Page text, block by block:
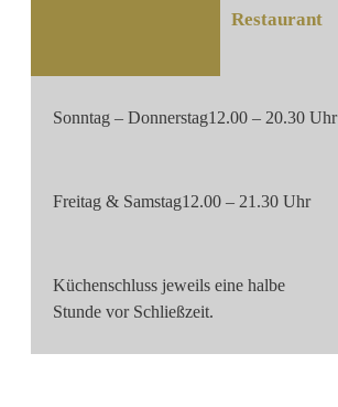
Restaurant
Sonntag – Donnerstag12.00 – 20.30 Uhr
Freitag & Samstag12.00 – 21.30 Uhr
Küchenschluss jeweils eine halbe
Stunde vor Schließzeit.